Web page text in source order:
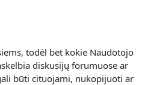
todėl bet kokie Naudotojo
diskusijų forumuose ar
būti cituojami, nukopijuoti ar